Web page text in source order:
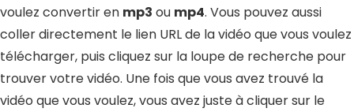
voulez convertir en mp3 ou mp4. Vous pouvez aussi
coller directement le lien URL de la vidéo que vous voulez
télécharger, puis cliquez sur la loupe de recherche pour
trouver votre vidéo. Une fois que vous avez trouvé la
vidéo que vous voulez, vous avez juste à cliquer sur le